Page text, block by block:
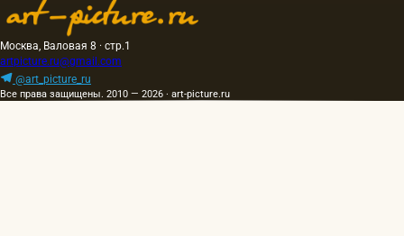
Москва, Валовая 8 · стр.1
artpicture.ru@gmail.com
@art_picture_ru
Все права защищены. 2010 — 2026 · art-picture.ru